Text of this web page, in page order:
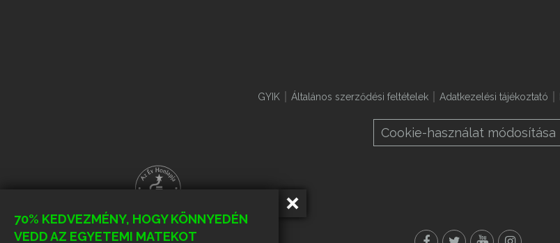
70% KEDVEZMÉNY, HOGY KÖNNYEDÉN
VEDD AZ EGYETEMI MATEKOT
GYIK Általános szerződési feltételek Adatkezelési tájékoztató
Cookie-használat módosítása